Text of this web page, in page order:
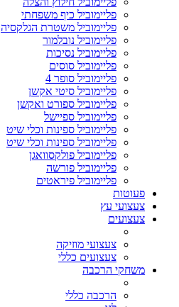
פליימוביל כיף משפחתי
פליימוביל משטרת הגלקסיה
פליימוביל נובלמור
פליימוביל נסיכות
פליימוביל סוסים
פליימוביל סופר 4
פליימוביל סיטי אקשן
פליימוביל ספורט ואקשן
פליימוביל ספיישל
פליימוביל ספינות וכלי שיט
פליימוביל ספינות וכלי שיט
פליימוביל פולקסוואגן
פליימוביל פורשה
פליימוביל פיראטים
פעוטות
צעצועי עץ
צעצועים
צעצועי מוזיקה
צעצועים כללי
משחקי הרכבה
הרכבה כללי